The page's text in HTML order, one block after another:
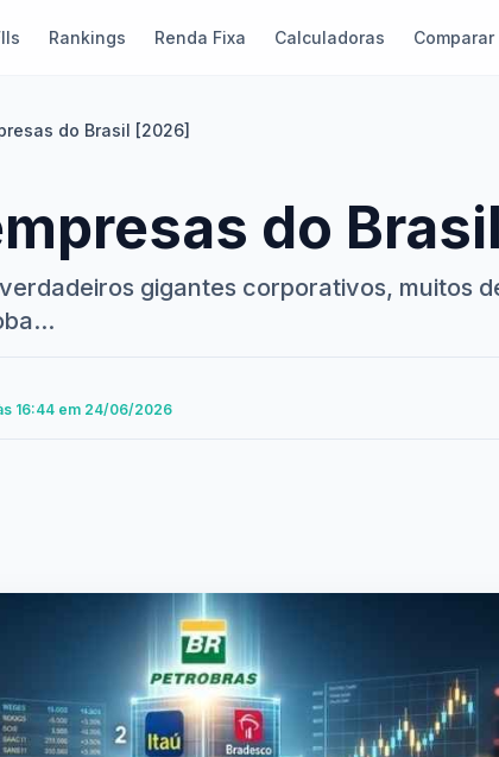
Rankings Renda Fixa Calculadoras Comparar
do Brasil [2026]
do
gigantes corporativos, muitos
16:44 em 24/06/2026